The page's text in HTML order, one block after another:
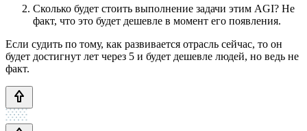
Сколько будет стоить выполнение задачи этим AGI? Не
факт, что это будет дешевле в момент его появления.
Если судить по тому, как развивается отрасль сейчас, то он
будет достигнут лет через 5 и будет дешевле людей, но ведь не
факт.